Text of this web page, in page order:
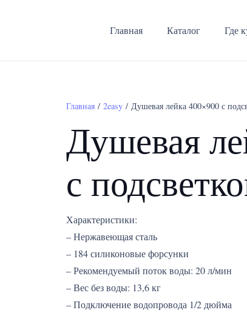
Главная Каталог Где
Главная/ 2easy/ Душевая лейка 400×900 с
Душевая
с
Характеристики:
– Нержавеющая сталь
– 184 силиконовые форсунки
– Рекомендуемый поток воды: 20 л/мин
– Вес без воды: 13,6 кг
– Подключение водопровода 1/2 дюйма